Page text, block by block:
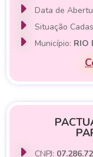
Data de
Situação
Município: RIO
CNPJ: